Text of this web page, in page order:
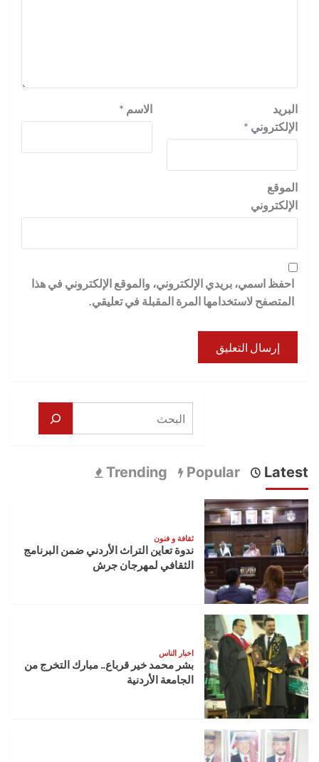
الاسم *
البريد
الإلكتروني *
الموقع
الإلكتروني
احفظ اسمي، بريدي الإلكتروني، والموقع الإلكتروني في هذا
المتصفح لاستخدامها المرة المقبلة في تعليقي.
البحث
Latest
Popular
Trending
ثقافة و فنون
ندوة تعاين التراث الأردني ضمن البرنامج
الثقافي لمهرجان جرش
اخبار الناس
بشر محمد خير قرباع.. مبارك التخرج من
الجامعة الأردنية